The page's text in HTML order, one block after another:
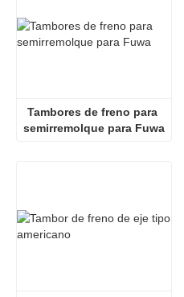
Tambores de freno para
semirremolque para Fuwa